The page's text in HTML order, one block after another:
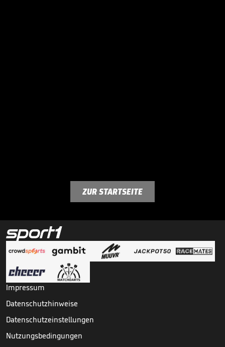
ZUR STARTSEITE
Impressum
Datenschutzhinweise
Datenschutzeinstellungen
Nutzungsbedingungen